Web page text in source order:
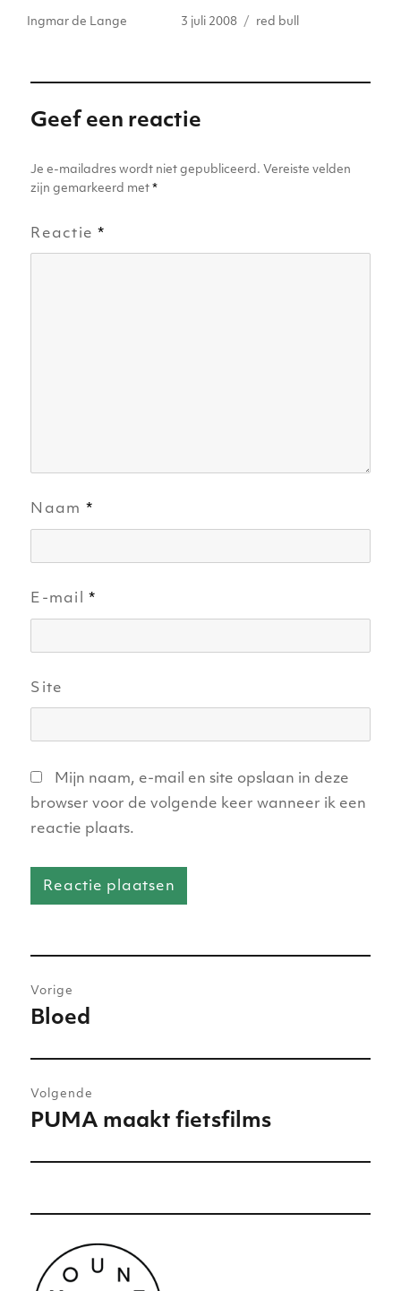
te e
n
p
p
e
o
o
e
g
l
Auteur
Ingmar de Lange
Geplaatst
3 juli 2008 Tags
red bull
Geef een reactie
Je e-mailadres wordt niet gepubliceerd. Vereiste velden
zijn gemarkeerd met*
Reactie*
Naam *
E-mail*
Site
Mijn naam, e-mail en site opslaan in deze
browser voor de volgende keer wanneer ik een
reactie plaats.
navigatie
Vorige
Vorig
Bloed
Volgende
Volgend
PUMA maakt fietsfilms